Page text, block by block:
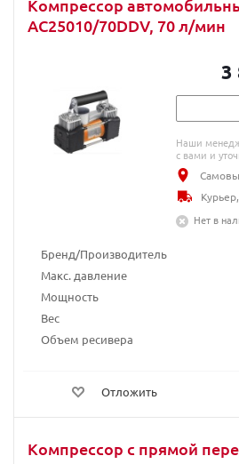
Компрессор
AC25010/70DDV, 70 л/мин
Бренд/Производитель
Макс. давление
Мощность
Вес
Объем ресивера
Отложить
3
Наши
с вами и
Нет в
Компрессор с прямой